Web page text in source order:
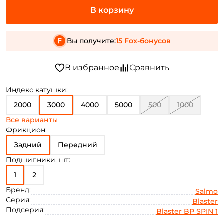
Индекс катушки:
2000
3000 4000 5000 500 1000
6000
Все варианты
Фрикцион:
Задний
Передний
Подшипники, шт:
1
2
Бренд:
Salmo
Серия:
Blaster
Подсерия:
Blaster BP SPIN 1
Вы получите:15 Fox-бонусов